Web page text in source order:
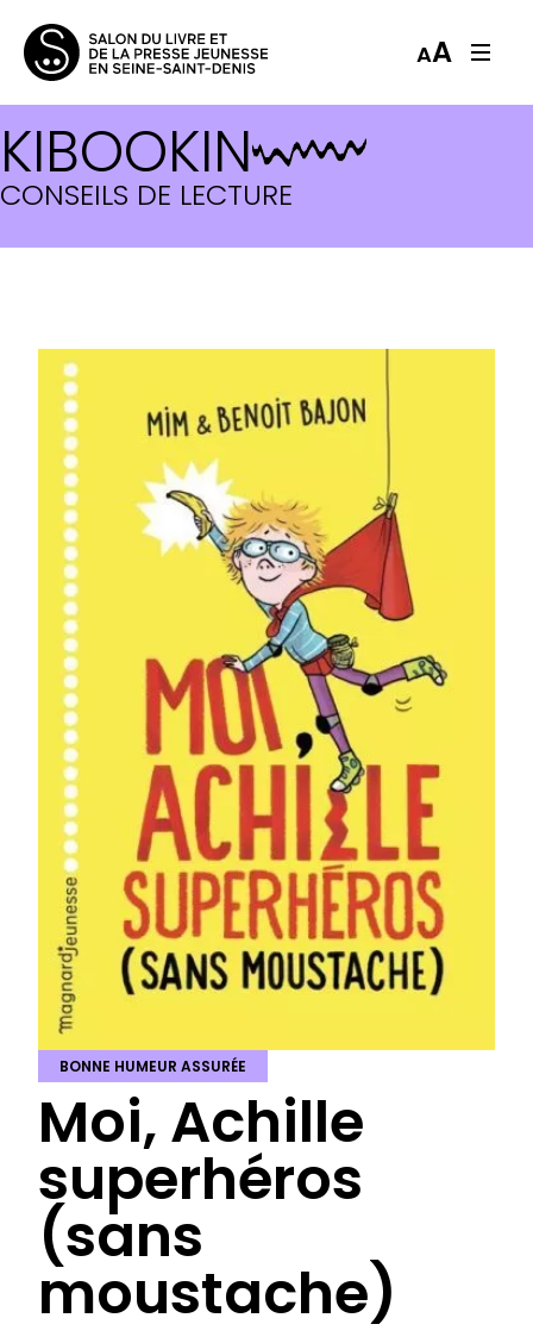
AA
KIBOOKIN
CONSEILS DE LECTURE
BONNE HUMEUR ASSURÉE
Moi, Achille
superhéros
(sans
moustache)